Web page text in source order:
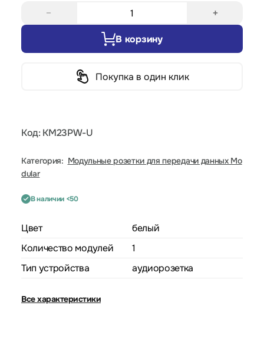
− +
В корзину
Покупка в один клик
Код: KM23PW-U
Категория: Модульные розетки для передачи данных Mo
dular
В наличии <50
Цвет
белый
Количество модулей
1
Тип устройства
аудиорозетка
Все характеристики